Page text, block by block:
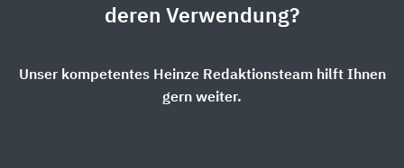
deren Verwendung?
Unser kompetentes Heinze Redaktionsteam hilft Ihnen
gern weiter.